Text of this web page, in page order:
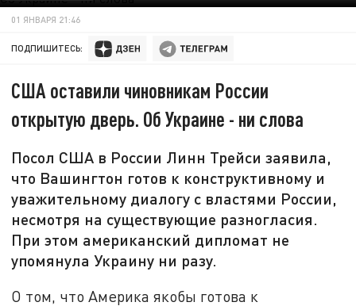
01 ЯНВАРЯ 21:46
ПОДПИШИТЕСЬ:
США оставили чиновникам России
открытую дверь. Об Украине - ни слова
Посол США в России Линн Трейси заявила,
что Вашингтон готов к конструктивному и
уважительному диалогу с властями России,
несмотря на существующие разногласия.
При этом американский дипломат не
упомянула Украину ни разу.
О том, что Америка якобы готова к